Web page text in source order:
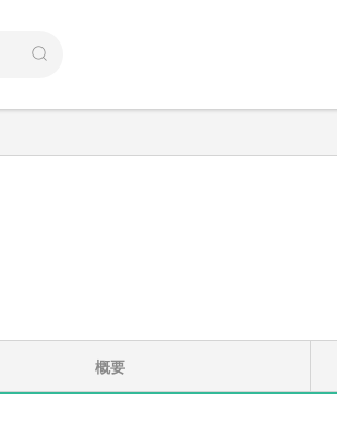
概要